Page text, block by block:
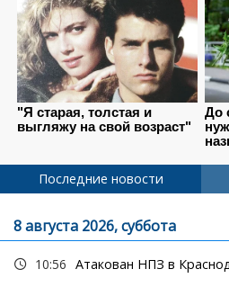
Последние новости
8 августа 2026, суббота
10:56 Атакован НПЗ в